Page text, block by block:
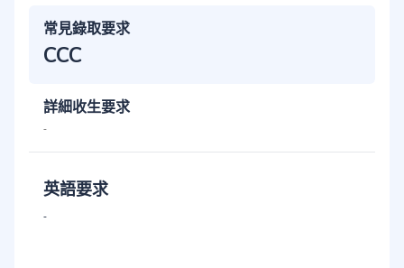
常見錄取要求
CCC
詳細收生要求
-
英語要求
-